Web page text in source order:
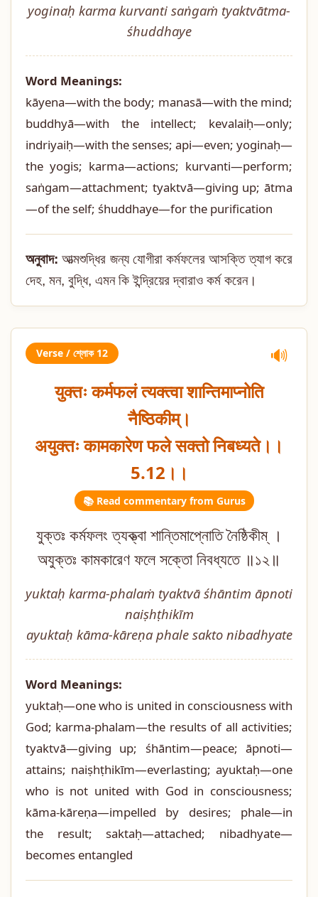
yoginaḥ karma kurvanti saṅgaṁ tyaktvātma-
śhuddhaye
Word Meanings:
kāyena—with the body; manasā—with the mind;
buddhyā—with the intellect; kevalaiḥ—only;
indriyaiḥ—with the senses; api—even; yoginaḥ—
the yogis; karma—actions; kurvanti—perform;
saṅgam—attachment; tyaktvā—giving up; ātma
—of the self; śhuddhaye—for the purification
অনুবাদ: আত্মশুদ্ধির জন্য যোগীরা কর্মফলের আসক্তি ত্যাগ করে
দেহ, মন, বুদ্ধি, এমন কি ইন্দ্রিয়ের দ্বারাও কর্ম করেন।
Verse / শ্লোক 12 🔊
युक्तः कर्मफलं त्यक्त्वा शान्तिमाप्नोति
नैष्ठिकीम्।
अयुक्तः कामकारेण फले सक्तो निबध्यते।।
5.12।।
📚 Read commentary from Gurus
যুক্তঃ কর্মফলং ত্যক্ত্বা শান্তিমাপ্নোতি নৈষ্ঠিকীম্ ।
অযুক্তঃ কামকারেণ ফলে সক্তো নিবধ্যতে ॥১২॥
yuktaḥ karma-phalaṁ tyaktvā śhāntim āpnoti
naiṣhṭhikīm
ayuktaḥ kāma-kāreṇa phale sakto nibadhyate
Word Meanings:
yuktaḥ—one who is united in consciousness with
God; karma-phalam—the results of all activities;
tyaktvā—giving up; śhāntim—peace; āpnoti—
attains; naiṣhṭhikīm—everlasting; ayuktaḥ—one
who is not united with God in consciousness;
kāma-kāreṇa—impelled by desires; phale—in
the result; saktaḥ—attached; nibadhyate—
becomes entangled